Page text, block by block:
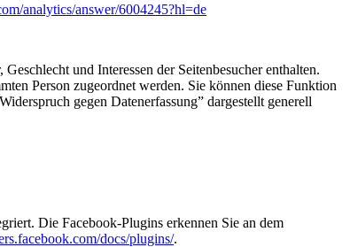
analytics/answer/6004245?hl=de
und Interessen der Seitenbesucher enthalten.
Person zugeordnet werden. Sie können diese Funktion
gegen Datenerfassung” dargestellt generell
Die Facebook-Plugins erkennen Sie an dem
docs/plugins/.